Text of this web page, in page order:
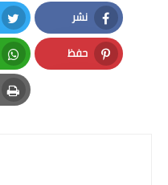
نشر
Facebook
حفظ
Pinterest